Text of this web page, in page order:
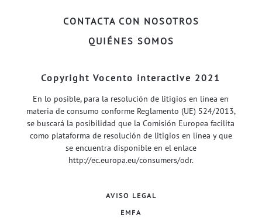
CONTACTA CON NOSOTROS
QUIÉNES SOMOS
Copyright Vocento interactive 2021
En lo posible, para la resolución de litigios en línea en
materia de consumo conforme Reglamento (UE) 524/2013,
se buscará la posibilidad que la Comisión Europea facilita
como plataforma de resolución de litigios en línea y que
se encuentra disponible en el enlace
http://ec.europa.eu/consumers/odr.
AVISO LEGAL
EMFA